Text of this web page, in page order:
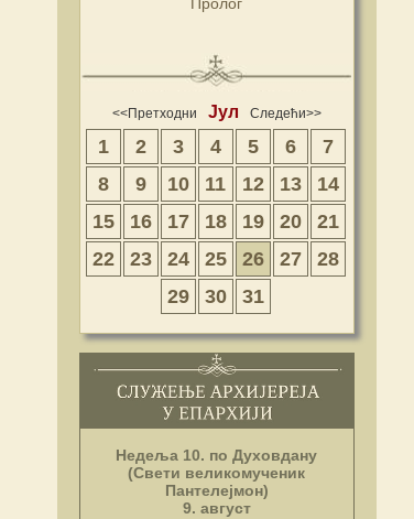
<<Претходни Јул Следећи>>
1 2 3 4 5 6
7
8
9 10 11 12 13
14
15
16 17 18 19 20
21
22
23 24 25 26 27
28
29
30 31
Недеља 10. по Духовдану
(Свети великомученик
Пантелејмон)
9. август